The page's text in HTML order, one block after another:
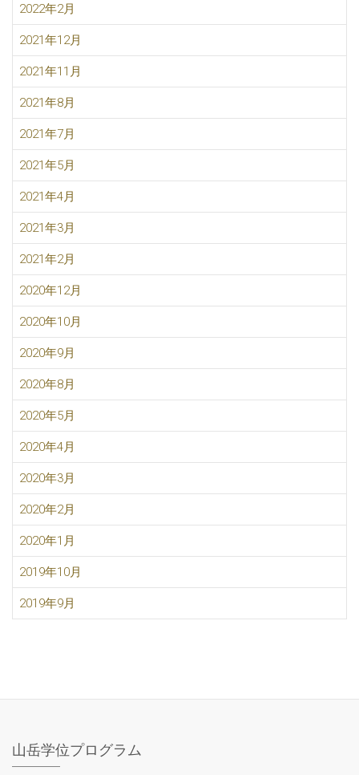
2022年2月
2021年12月
2021年11月
2021年8月
2021年7月
2021年5月
2021年4月
2021年3月
2021年2月
2020年12月
2020年10月
2020年9月
2020年8月
2020年5月
2020年4月
2020年3月
2020年2月
2020年1月
2019年10月
2019年9月
山岳学位プログラム